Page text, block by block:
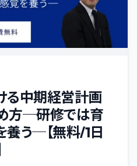
る中期経営計画
方─研修では育
う─【無料/1日